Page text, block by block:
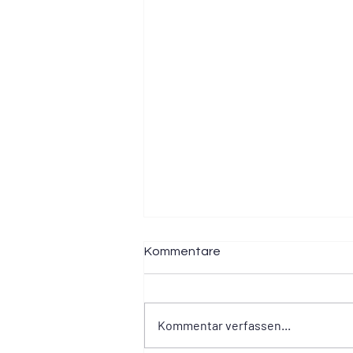
Kommentare
Kommentar verfassen...